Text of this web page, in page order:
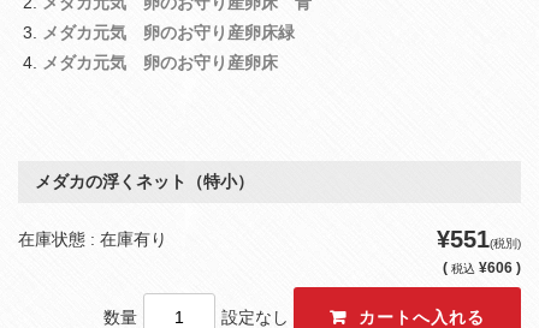
メダカ元気 卵のお守り産卵床緑
メダカ元気 卵のお守り産卵床
メダカの浮くネット（特小）
在庫状態 : 在庫有り ¥551(税別)
( 税込 ¥606 )
数量 設定なし